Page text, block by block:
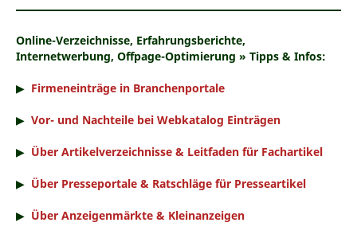
Online-Verzeichnisse, Erfahrungsberichte,
Internetwerbung, Offpage-Optimierung » Tipps & Infos:
▶ Firmeneinträge in Branchenportale
▶ Vor- und Nachteile bei Webkatalog Einträgen
▶ Über Artikelverzeichnisse & Leitfaden für Fachartikel
▶ Über Presseportale & Ratschläge für Presseartikel
▶ Über Anzeigenmärkte & Kleinanzeigen